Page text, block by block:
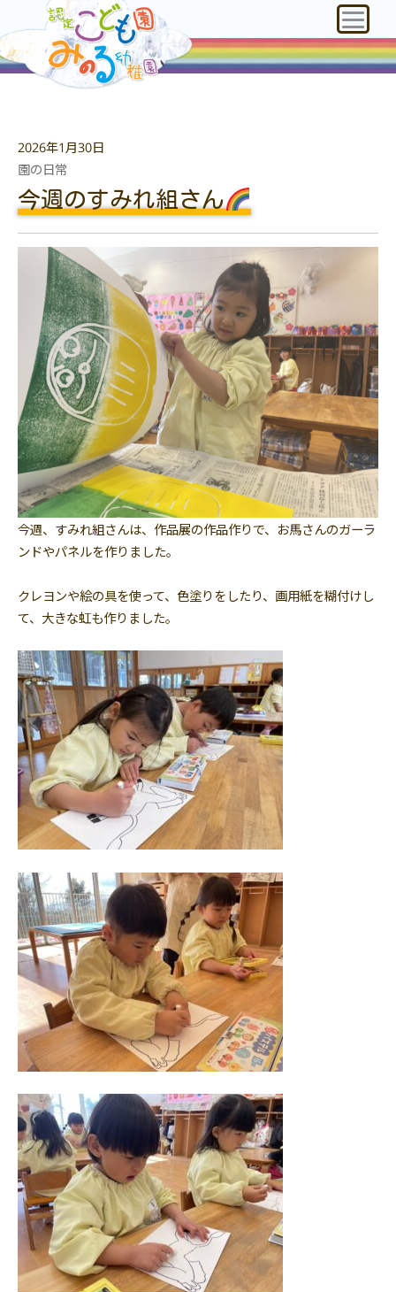
2026年1月30日
園の日常
今週のすみれ組さん
今週、すみれ組さんは、作品展の作品作りで、お馬さんのガーラ
ンドやパネルを作りました。
クレヨンや絵の具を使って、色塗りをしたり、画用紙を糊付けし
て、大きな虹も作りました。